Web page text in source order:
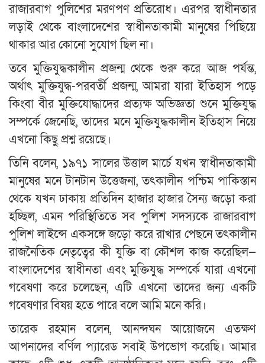
রাজারবাগ পুলিশের মরণপণ প্রতিরোধ। এরপর স্বাধীনতার
লড়াই থেকে বাংলাদেশের স্বাধীনতাকামী মানুষের পিছিয়ে
থাকার আর কোনো সুযোগ ছিল না।
তবে মুক্তিযুদ্ধকালীন প্রজন্ম থেকে শুরু করে আজ পর্যন্ত,
অর্থাৎ মুক্তিযুদ্ধ-পরবর্তী প্রজন্ম, আমরা যারা ইতিহাস পড়ে
কিংবা বীর মুক্তিযোদ্ধাদের প্রত্যক্ষ অভিজ্ঞতা শুনে মুক্তিযুদ্ধ
সম্পর্কে জেনেছি, তাদের মনে মুক্তিযুদ্ধকালীন ইতিহাস নিয়ে
এখনো কিছু প্রশ্ন রয়েছে।
তিনি বলেন, ১৯৭১ সালের উত্তাল মার্চে যখন স্বাধীনতাকামী
মানুষের মনে টানটান উত্তেজনা, তৎকালীন পশ্চিম পাকিস্তান
থেকে যখন ঢাকায় প্রতিদিন হাজার হাজার সৈন্য জড়ো করা
হচ্ছিল, এমন পরিস্থিতিতে সব পুলিশ সদস্যকে রাজারবাগ
পুলিশ লাইন্সে একসঙ্গে জড়ো করে রাখার পেছনে তৎকালীন
রাজনৈতিক নেতৃত্বের কী যুক্তি বা কৌশল কাজ করেছিল—
বাংলাদেশের স্বাধীনতা এবং মুক্তিযুদ্ধ সম্পর্কে যারা এখনো
গবেষণা করে চলেছেন, এটি এখনো তাদের জন্য একটি
গবেষণার বিষয় হতে পারে বলে আমি মনে করি।
তারেক রহমান বলেন, আনন্দঘন আয়োজনে এতক্ষণ
আপনাদের বর্ণিল প্যারেড সবাই উপভোগ করেছি। আমার